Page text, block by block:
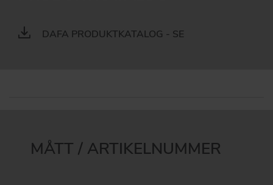
DAFA PRODUKTKATALOG - SE
MÅTT / ARTIKELNUMMER